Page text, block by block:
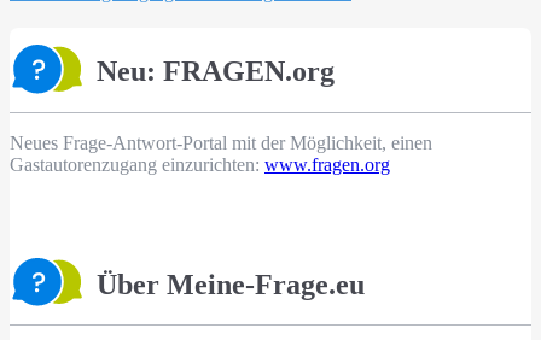
Neu: FRAGEN.org
Neues Frage-Antwort-Portal mit der Möglichkeit, einen
Gastautorenzugang einzurichten: www.fragen.org
Über Meine-Frage.eu